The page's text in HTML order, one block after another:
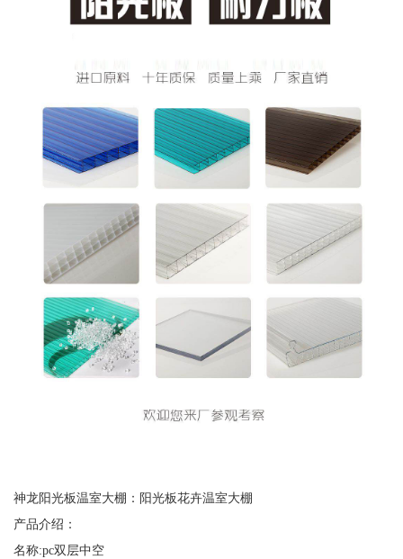
神龙阳光板温室大棚：阳光板花卉温室大棚
产品介绍：
名称:pc双层中空